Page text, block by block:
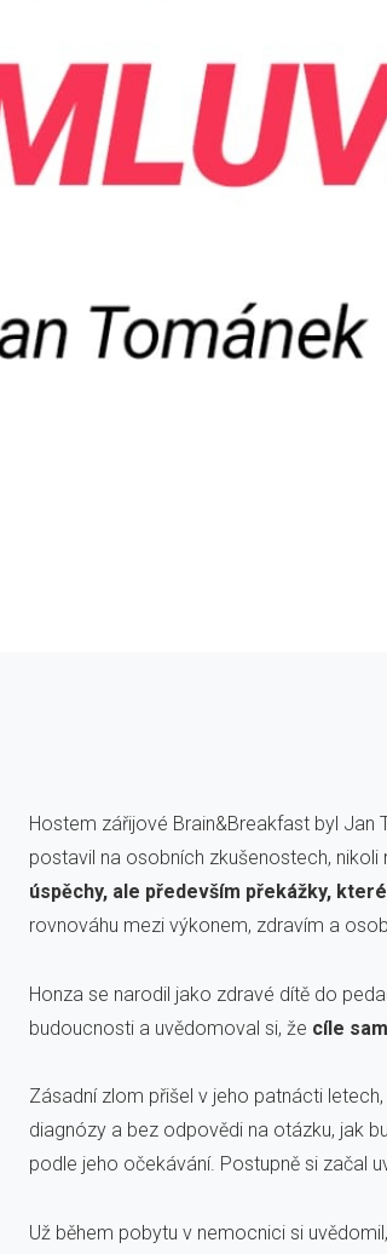
Hostem zářijové Brain&Breakfast byl Jan
postavil na osobních zkušenostech,
úspěchy, ale především překážky,
rovnováhu mezi výkonem, zdravím a
Honza se narodil jako zdravé dítě do
budoucnosti a uvědomoval si, že cíle
Zásadní zlom přišel v jeho patnácti
diagnózy a bez odpovědi na otázku, jak
podle jeho očekávání. Postupně si začal
Už během pobytu v nemocnici si